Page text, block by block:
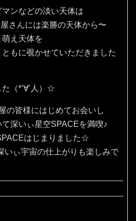
ンなどの淡い天体は
さんには楽勝の天体から〜
え天体を
もに覗かせていただきました
（*’∀’人）☆
の皆様にはじめてお会いし
深いぃ星空SPACEを満喫♪
はじまりました☆
いぃ宇宙の仕上がりも楽しみで